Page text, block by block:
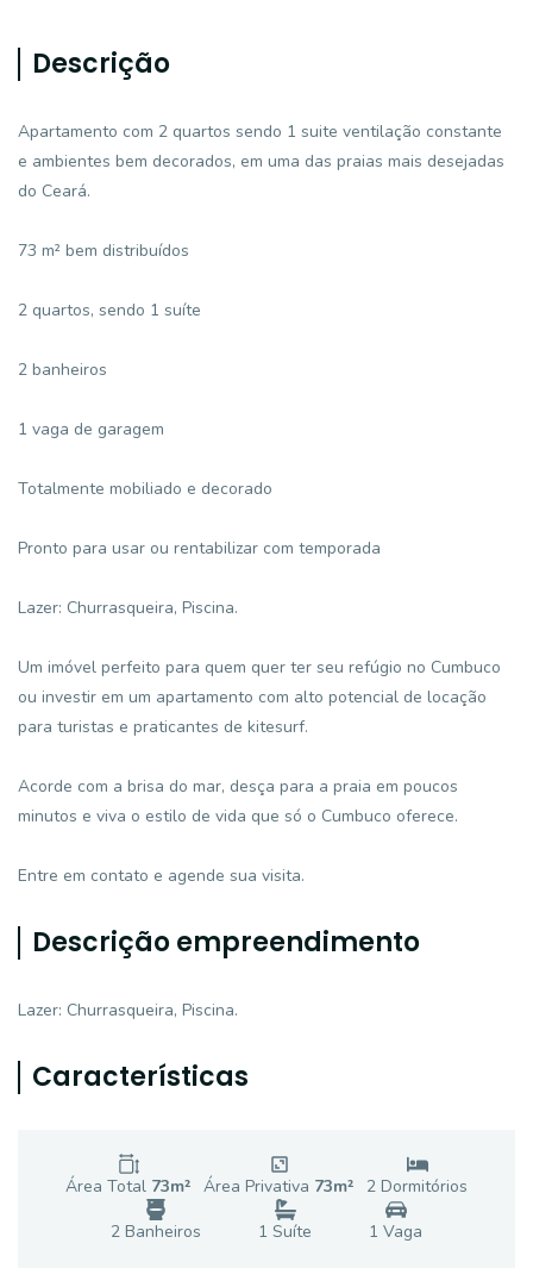
Descrição
Apartamento com 2 quartos sendo 1 suite ventilação constante
e ambientes bem decorados, em uma das praias mais desejadas
do Ceará.
73 m² bem distribuídos
2 quartos, sendo 1 suíte
2 banheiros
1 vaga de garagem
Totalmente mobiliado e decorado
Pronto para usar ou rentabilizar com temporada
Lazer: Churrasqueira, Piscina.
Um imóvel perfeito para quem quer ter seu refúgio no Cumbuco
ou investir em um apartamento com alto potencial de locação
para turistas e praticantes de kitesurf.
Acorde com a brisa do mar, desça para a praia em poucos
minutos e viva o estilo de vida que só o Cumbuco oferece.
Entre em contato e agende sua visita.
Descrição empreendimento
Lazer: Churrasqueira, Piscina.
Características
Área Total 73m² Área Privativa 73m² 2 Dormitórios
2 Banheiros 1 Suíte 1 Vaga